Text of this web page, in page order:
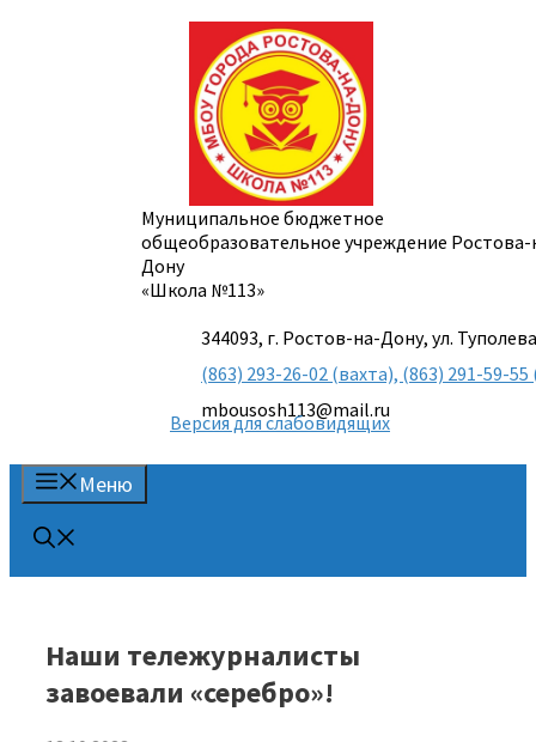
Муниципальное бюджетное
общеобразовательное учреждение
Дону
«Школа №113»
344093, г. Ростов-на-Дону, ул.
(863) 293-26-02 (вахта), (863) 291-59-
mbousosh113@mail.ru
Версия для слабовидящих
Меню
Наши тележурналисты
завоевали «серебро»!